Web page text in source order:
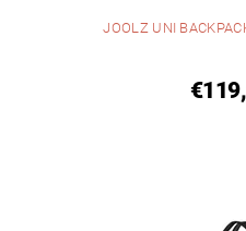
JOOLZ UNI